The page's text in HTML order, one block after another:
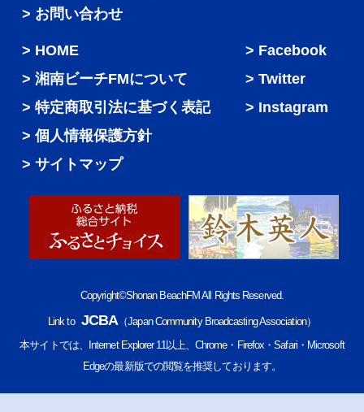
> お問い合わせ
HOME
湘南ビーチFMについて
特定商取引法に基づく表記
個人情報保護方針
サイトマップ
Facebook
Twitter
Instagram
Copyright©Shonan BeachFM All Rights Reserved.
Link to JCBA（Japan Community Broadcasting Association）
本サイトでは、Internet Explorer 11以上、Chrome・Firefox・Safari・Microsoft
Edgeの最新版での閲覧を推奨しております。